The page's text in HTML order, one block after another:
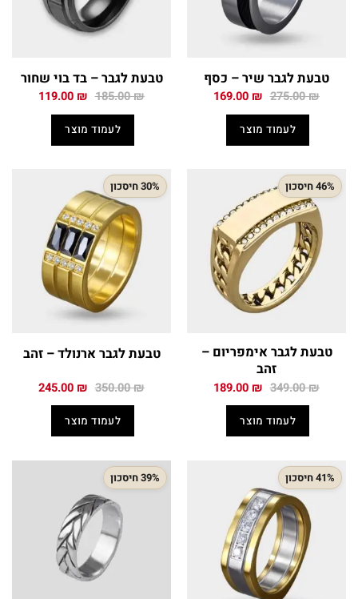
טבעת לגבר שיר – כסף
275.00₪ המחיר
היה:
275.00 ₪.
169.00 ₪ המחיר
לעמוד מוצר
טבעת לגבר – בד בוי שחור
185.00₪ המחיר
היה:
185.00 ₪.
119.00 ₪ המחיר
לעמוד מוצר
46% חיסכון
טבעת לגבר אימפריום –
זהב
349.00₪ המחיר
349.00 ₪.
189.00 ₪ המחיר
לעמוד מוצר
30% חיסכון
טבעת לגבר ארנולד – זהב
350.00₪ המחיר
350.00 ₪.
245.00 ₪ המחיר
לעמוד מוצר
41% חיסכון 39% חיסכון